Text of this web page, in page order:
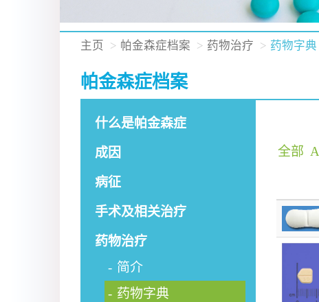
主页 帕金森症档案 药物治疗 药物字典
帕金森症档案
什么是帕金森症
成因
病征
手术及相关治疗
药物治疗
简介
药物字典
全部 A